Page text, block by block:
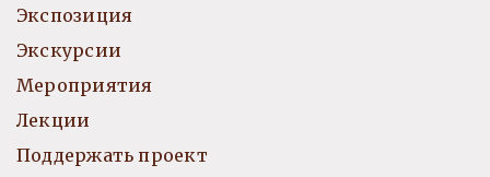
Экспозиция
Экскурсии
Мероприятия
Лекции
Поддержать проект